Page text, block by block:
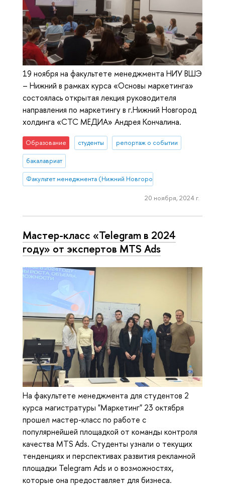
19 ноября на факультете менеджмента НИУ ВШЭ
– Нижний в рамках курса «Основы маркетинга»
состоялась открытая лекция руководителя
направления по маркетингу в г.Нижний Новгород
холдинга «СТС МЕДИА» Андрея Кончалина.
Образование студенты репортаж о событии
бакалавриат
Факультет менеджмента (Нижний Новгород)
20 ноября, 2024 г.
Мастер-класс «Telegram в 2024
году» от экспертов MTS Ads
На факультете менеджмента для студентов 2
курса магистратуры "Маркетинг" 23 октября
прошел мастер-класс по работе с
популярнейшей площадкой от команды контроля
качества MTS Ads. Студенты узнали о текущих
тенденциях и перспективах развития рекламной
площадки Telegram Ads и о возможностях,
которые она предоставляет для бизнеса.